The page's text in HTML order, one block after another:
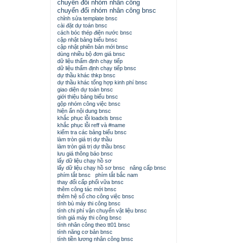
chuyển đổi nhóm nhân công
chuyển đổi nhóm nhân công bnsc
chỉnh sửa template bnsc
cài đặt dự toán bnsc
cách bóc thép điện nước bnsc
cập nhật bảng biểu bnsc
cập nhật phiên bản mới bnsc
dùng nhiều bộ đơn giá bnsc
dữ liệu thẩm định chạy tiếp
dữ liệu thẩm định chạy tiếp bnsc
dự thầu khác thkp bnsc
dự thầu khác tổng hợp kinh phí bnsc
giao diện dự toán bnsc
giới thiệu bảng biểu bnsc
gộp nhóm công việc bnsc
hiện ẩn nội dung bnsc
khắc phục lỗi loadxls bnsc
khắc phục lỗi reff và #name
kiểm tra các bảng biểu bnsc
làm tròn giá trị dự thầu
làm tròn giá trị dự thầu bnsc
lưu giá thông báo bnsc
lấy dữ liệu chạy hồ sơ
lấy dữ liệu chạy hồ sơ bnsc
nâng cấp bnsc
phím tắt bnsc
phím tắt bắc nam
thay đổi cấp phối vữa bnsc
thêm công tác mới bnsc
thêm hệ số cho công việc bnsc
tính bù máy thi công bnsc
tính chi phí vận chuyển vật liệu bnsc
tính giá máy thi công bnsc
tính nhân công theo tt01 bnsc
tính năng cơ bản bnsc
tính tiền lương nhân công bnsc